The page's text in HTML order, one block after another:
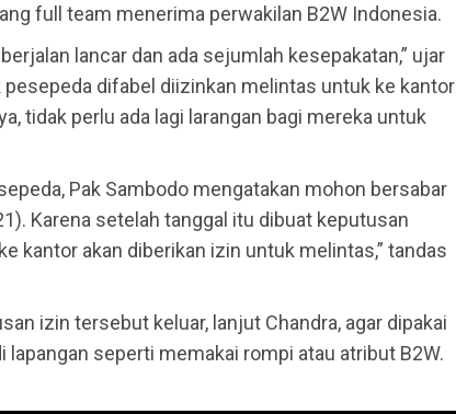
full team menerima perwakilan B2W Indonesia.
lancar dan ada sejumlah kesepakatan,” ujar
difabel diizinkan melintas untuk ke kantor
tidak perlu ada lagi larangan bagi mereka untuk
Pak Sambodo mengatakan mohon bersabar
Karena setelah tanggal itu dibuat keputusan
kantor akan diberikan izin untuk melintas,” tandas
izin tersebut keluar, lanjut Chandra, agar dipakai
lapangan seperti memakai rompi atau atribut B2W.